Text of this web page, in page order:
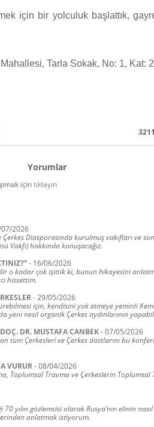
için bir yolculuk başlattık,
Tarla Sokak, No: 1, Kat: 2
3211
Yorumlar
içintıklayın
2026
Çerkes Diasporasında kurulmuş vakıfları ve
Vakfı) hakkında konuşacağız.
- 16/06/2026
o kadar çok işittik ki, bunun hikayesini
hissettim.
-29/05/2026
için, kendisini yok etmeye yeminli
yeni nesil organik Çerkes aydınlarının
DR. MUSTAFA CANBEK-07/05/2026
tüm Çerkesleri ve Çerkes dostlarını bu
VURUR-08/04/2026
Toplumsal Travma ve Çerkeslerin Toplumsal
yılın gözlemcisi olarak Rusya’nın elinin
anlatmak istiyorum.